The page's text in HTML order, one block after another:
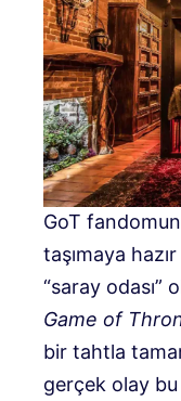
GoT
taşımaya
“saray odası”
Game of
bir tahtla
gerçek olay